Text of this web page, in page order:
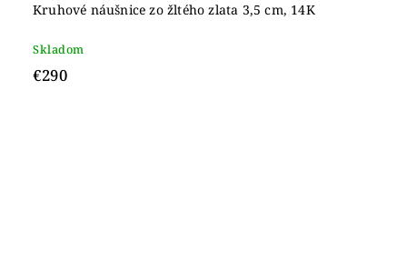
Kruhové náušnice zo žltého zlata 3,5 cm, 14K
Skladom
€290